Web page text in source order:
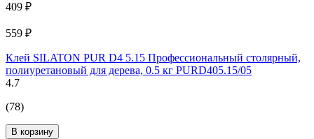
409 ₽
559 ₽
Клей SILATON PUR D4 5.15 Профессиональный столярный,
полиуретановый для дерева, 0.5 кг PURD405.15/05
4.7
(78)
В корзину